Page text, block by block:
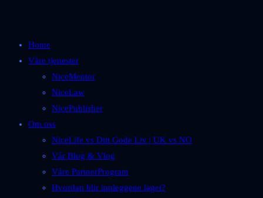
Home
Våre tjenester
NiceMentor
NiceLaw
NicePublisher
Om oss
NiceLife vs Ditt Gode Liv | UK vs NO
Vår Blog & Vlog
Våre PartnerProgram
Hvordan blir innleggene laget?